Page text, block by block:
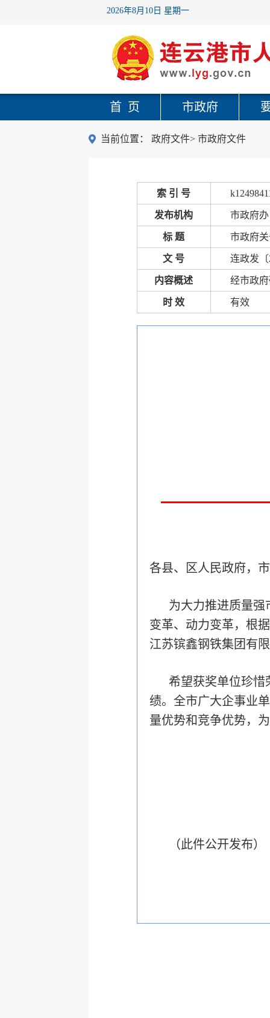
2026年8月10日 星期一
首 页 市政府
当前位置： 政府文件> 市政府文件
索 引 号
发布机构 市政府办
标 题 市政府
文 号 连政发〔
内容概述 经市政
时 效 有效
各县、区人民政府，
为大力推进质量
变革、动力变革，根
江苏镔鑫钢铁集团有
希望获奖单位珍
绩。全市广大企事业
量优势和竞争优势，
（此件公开发布）